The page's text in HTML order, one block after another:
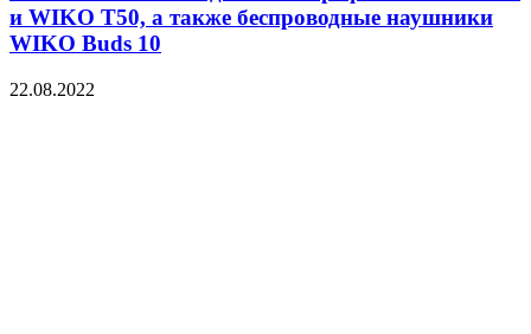
и WIKO T50, а также беспроводные наушники
WIKO Buds 10
22.08.2022